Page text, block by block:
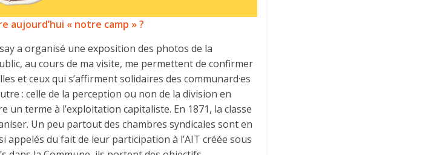
aujourd’hui « notre camp » ?
a organisé une exposition des photos de la
au cours de ma visite, me permettent de confirmer
et ceux qui s’affirment solidaires des communard·es
: celle de la perception ou non de la division en
un terme à l’exploitation capitaliste. En 1871, la classe
Un peu partout des chambres syndicales sont en
du fait de leur participation à l’AIT créée sous